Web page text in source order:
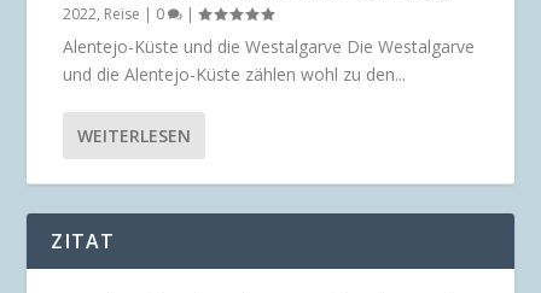
2022, Reise | 0 |
Alentejo-Küste und die Westalgarve Die Westalgarve
und die Alentejo-Küste zählen wohl zu den...
WEITERLESEN
ZITAT